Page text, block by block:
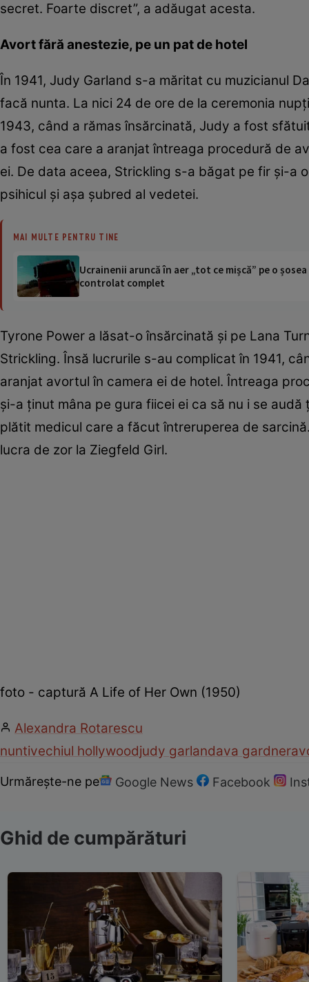
secret. Foarte discret”, a adăugat acesta.
Avort fără anestezie, pe un pat de hotel
În 1941, Judy Garland s-a măritat cu muzicianul
facă nunta. La nici 24 de ore de la ceremonia
1943, când a rămas însărcinată, Judy a fost
a fost cea care a aranjat întreaga procedură de
ei. De data aceea, Strickling s-a băgat pe fir şi-a
psihicul şi aşa şubred al vedetei.
MAI MULTE PENTRU TINE
Ucrainenii aruncă în aer „tot ce mișcă” pe o
controlat complet
Tyrone Power a lăsat-o însărcinată şi pe Lana
Strickling. Însă lucrurile s-au complicat în 1941,
aranjat avortul în camera ei de hotel. Întreaga
şi-a ţinut mâna pe gura fiicei ei ca să nu i se
plătit medicul care a făcut întreruperea de
lucra de zor la Ziegfeld Girl.
foto - captură A Life of Her Own (1950)
Alexandra Rotarescu
nuntivechiul hollywoodjudy garlandava gardner
Urmărește-ne pe Google News Facebook
Ghid de cumpărături